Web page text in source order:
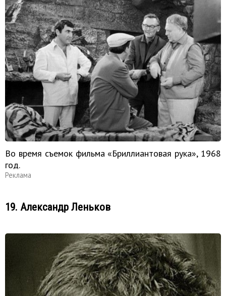
Во время съемок фильма «Бриллиантовая рука», 1968
год.
Реклама
19. Александр Леньков